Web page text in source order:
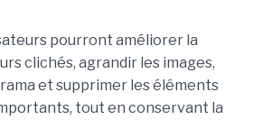
pourront améliorer la
clichés, agrandir les images,
et supprimer les éléments
tout en conservant la